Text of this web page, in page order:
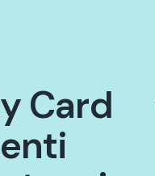
y Card
enti